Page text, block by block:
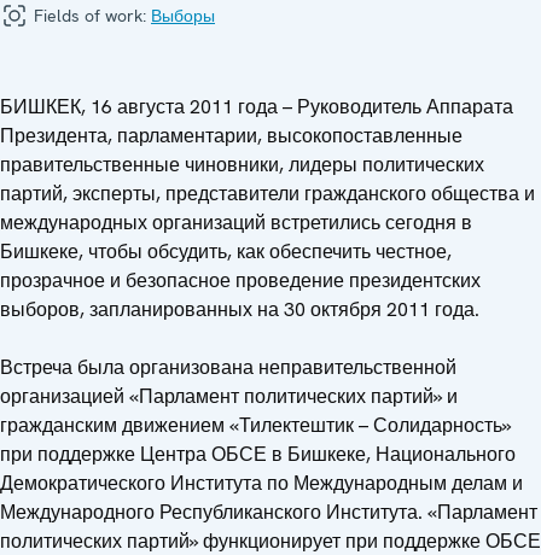
Fields of work: Выборы
БИШКЕК, 16 августа 2011 года – Руководитель Аппарата
Президента, парламентарии, высокопоставленные
правительственные чиновники, лидеры политических
партий, эксперты, представители гражданского общества и
международных организаций встретились сегодня в
Бишкеке, чтобы обсудить, как обеспечить честное,
прозрачное и безопасное проведение президентских
выборов, запланированных на 30 октября 2011 года.
Встреча была организована неправительственной
организацией «Парламент политических партий» и
гражданским движением «Тилектештик – Солидарность»
при поддержке Центра ОБСЕ в Бишкеке, Национального
Демократического Института по Международным делам и
Международного Республиканского Института. «Парламент
политических партий» функционирует при поддержке ОБСЕ